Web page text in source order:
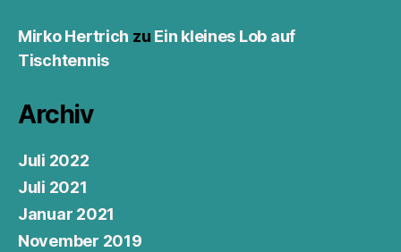
Mirko Hertrich zu Ein kleines Lob auf
Tischtennis
Archiv
Juli 2022
Juli 2021
Januar 2021
November 2019